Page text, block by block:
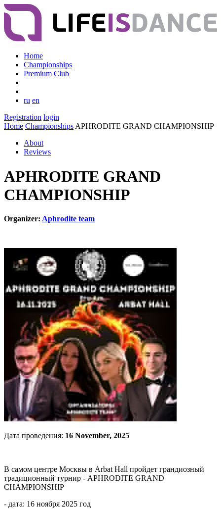
Home
Championships
Premium Club
ru en
Registration login
Home ChampionshipsAPHRODITE GRAND CHAMPIONSHIP
About
Reviews
APHRODITE GRAND
CHAMPIONSHIP
Organizer: Aphrodite team
Дата проведения: 16 November, 2025
В самом центре Москвы в Arbat Hall пройдет грандиозный
традиционный турнир - APHRODITE GRAND
CHAMPIONSHIP
- дата: 16 ноября 2025 год